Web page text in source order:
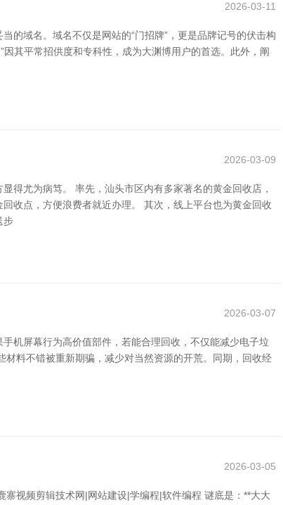
2026-03-11
的域名。域名不仅是网站的“门招牌”，更是品牌记号的伏击构
其平常招供度和专科性，成为大渊博用户的首选。此外，阐
2026-03-09
得尤为病笃。 率先，汕头市区内有多家著名的黄金回收店，
收点，方便浪费者就近办理。 其次，线上平台也为黄金回收
步
2026-03-07
机屏幕行为高价值部件，若能合理回收，不仅能减少电子垃
料不错被重新期骗，减少对当然资源的开荒。同期，回收经
2026-03-05
视频剪辑技术网|网站建设|学编程|软件编程 谜底是：**大大